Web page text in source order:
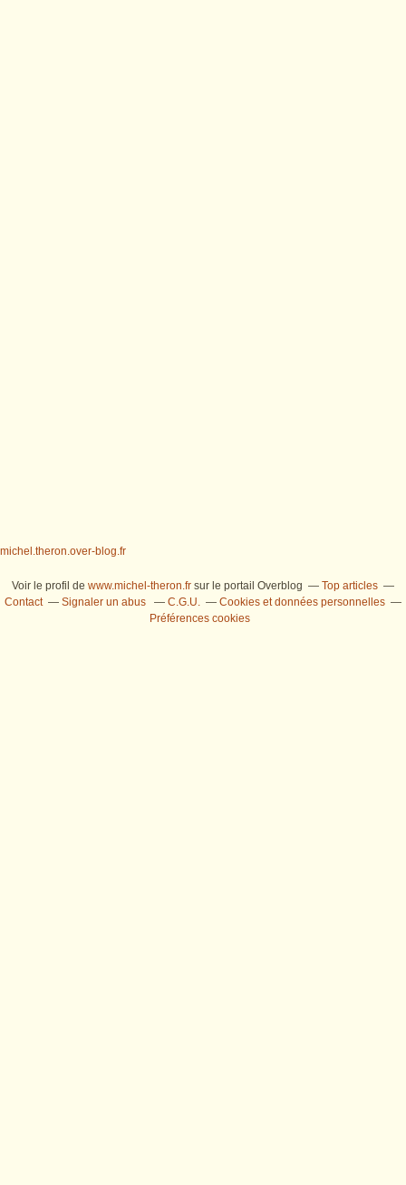
michel.theron.over-blog.fr
Voir le profil de www.michel-theron.fr sur le portail Overblog
Top articles
Contact
Signaler un abus C.G.U.
Cookies et données personnelles
Préférences cookies